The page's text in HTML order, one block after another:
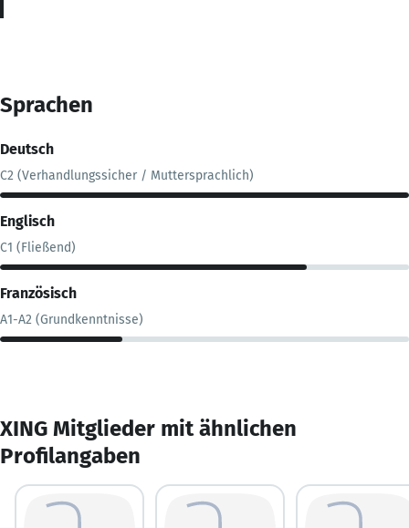
Sprachen
Deutsch
C2 (Verhandlungssicher / Muttersprachlich)
Englisch
C1 (Fließend)
Französisch
A1-A2 (Grundkenntnisse)
XING Mitglieder mit ähnlichen
Profilangaben